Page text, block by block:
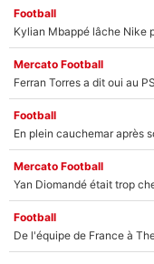
Football
Mercato Football
Football
Mercato Football
Football